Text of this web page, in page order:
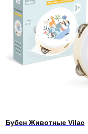
Бубен Животные Vilac